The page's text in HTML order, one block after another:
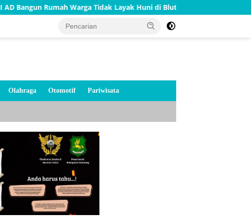
Rumah Warga Tidak Layak Huni di Bluto Sumenep
Olahraga Otomotif Pariwisata